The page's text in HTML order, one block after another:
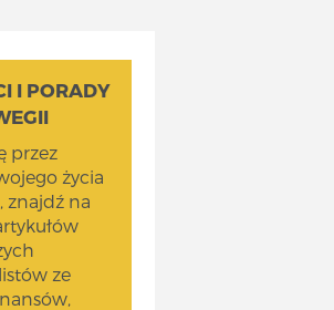
I PORADY
przez
życia
znajdź na
ze